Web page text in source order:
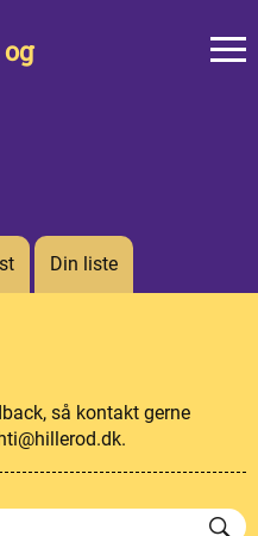
Din liste
så kontakt gerne